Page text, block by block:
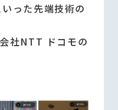
った先端技術の
社NTT ドコモの